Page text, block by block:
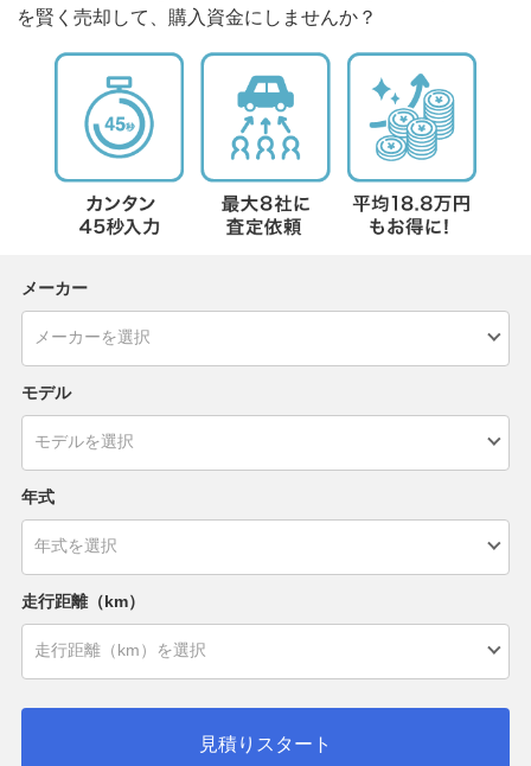
を賢く売却して、購入資金にしませんか？
メーカー
モデル
年式
走行距離（km）
見積りスタート